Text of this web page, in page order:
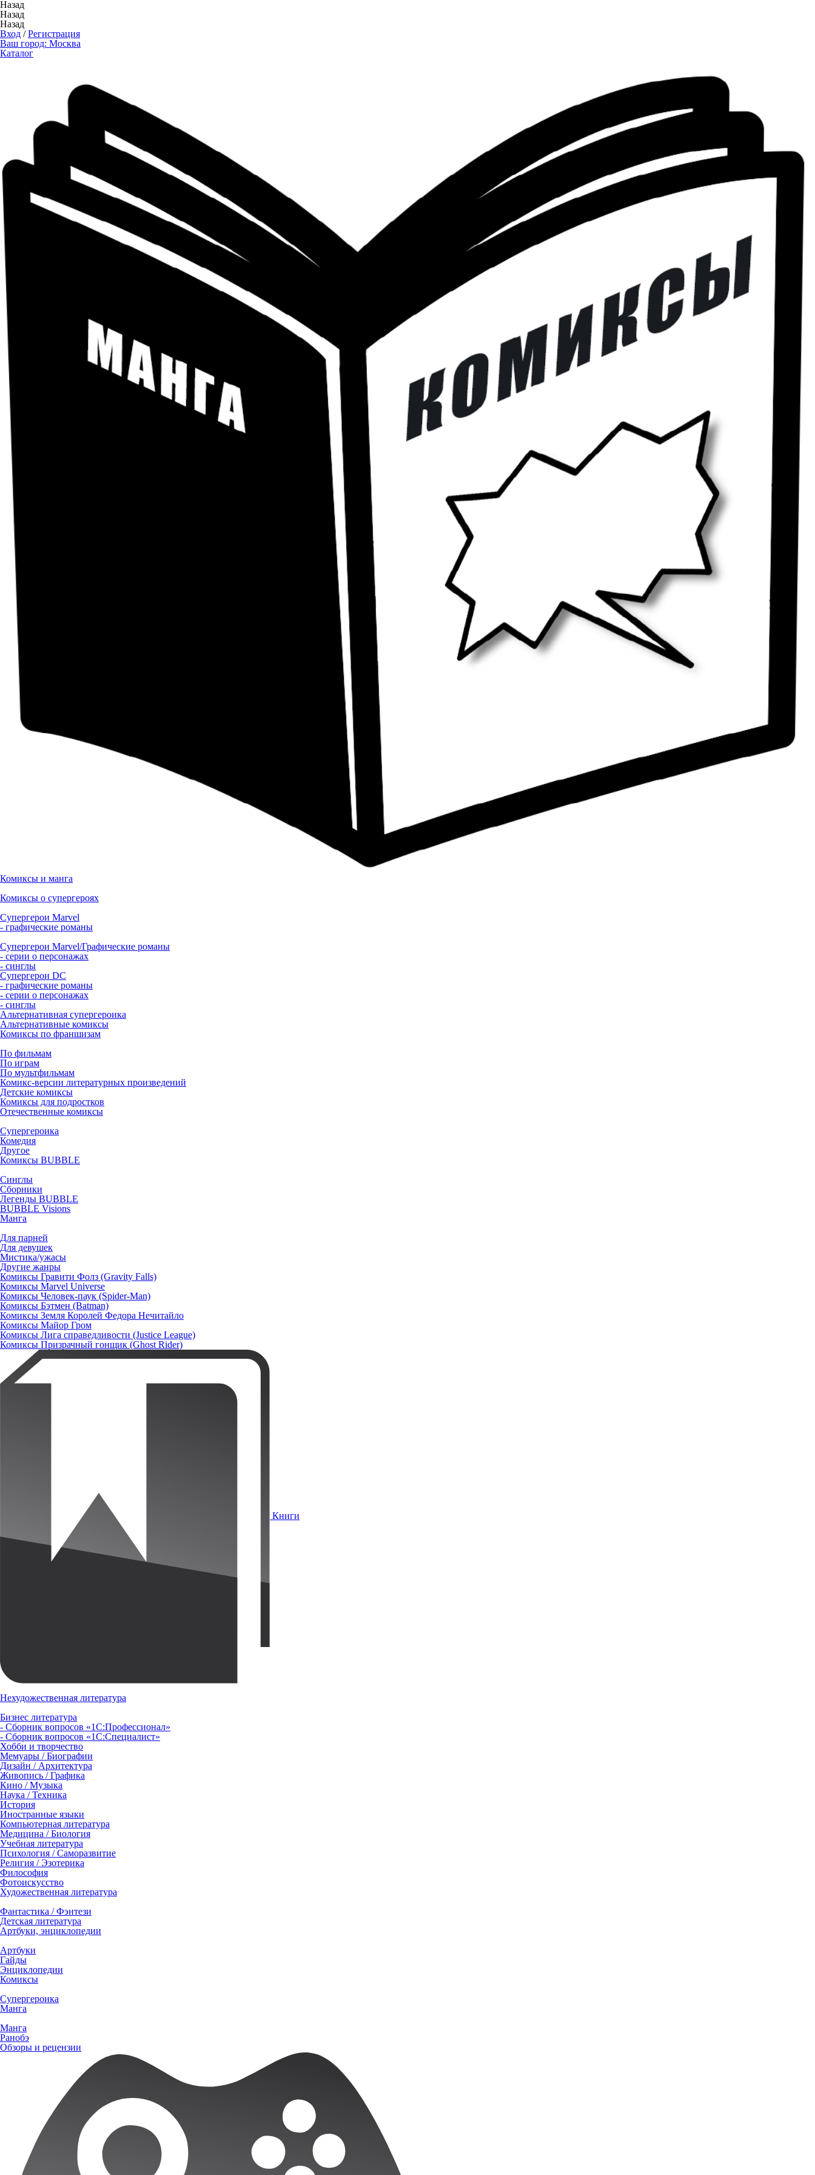
Назад
Назад
Назад
Вход /Регистрация
Ваш город: Москва
Каталог
Комиксы и манга
Комиксы о супергероях
Супергерои Marvel
- графические романы
Супергерои Marvel/Графические романы
- серии о персонажах
- синглы
Супергерои DC
- графические романы
- серии о персонажах
- синглы
Альтернативная супергероика
Альтернативные комиксы
Комиксы по франшизам
По фильмам
По играм
По мультфильмам
Комикс-версии литературных произведений
Детские комиксы
Комиксы для подростков
Отечественные комиксы
Супергероика
Комедия
Другое
Комиксы BUBBLE
Синглы
Сборники
Легенды BUBBLE
BUBBLE Visions
Манга
Для парней
Для девушек
Мистика/ужасы
Другие жанры
Комиксы Гравити Фолз (Gravity Falls)
Комиксы Marvel Universe
Комиксы Человек-паук (Spider-Man)
Комиксы Бэтмен (Batman)
Комиксы Земля Королей Федора Нечитайло
Комиксы Майор Гром
Комиксы Лига справедливости (Justice League)
Комиксы Призрачный гонщик (Ghost Rider)
Книги
Нехудожественная литература
Бизнес литература
- Сборник вопросов «1С:Профессионал»
- Сборник вопросов «1С:Специалист»
Хобби и творчество
Мемуары / Биографии
Дизайн / Архитектура
Живопись / Графика
Кино / Музыка
Наука / Техника
История
Иностранные языки
Компьютерная литература
Медицина / Биология
Учебная литература
Психология / Саморазвитие
Религия / Эзотерика
Философия
Фотоискусство
Художественная литература
Фантастика / Фэнтези
Детская литература
Артбуки, энциклопедии
Артбуки
Гайды
Энциклопедии
Комиксы
Супергероика
Манга
Манга
Ранобэ
Обзоры и рецензии